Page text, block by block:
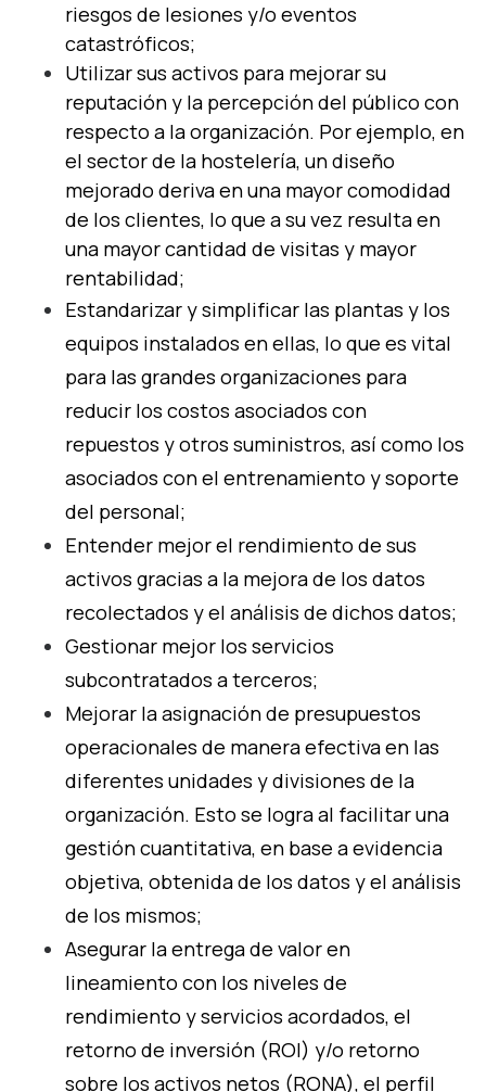
riesgos de lesiones y/o eventos
catastróficos;
Utilizar sus activos para mejorar su
reputación y la percepción del público con
respecto a la organización. Por ejemplo, en
el sector de la hostelería, un diseño
mejorado deriva en una mayor comodidad
de los clientes, lo que a su vez resulta en
una mayor cantidad de visitas y mayor
rentabilidad;
Estandarizar y simplificar las plantas y los
equipos instalados en ellas, lo que es vital
para las grandes organizaciones para
reducir los costos asociados con
repuestos y otros suministros, así como los
asociados con el entrenamiento y soporte
del personal;
Entender mejor el rendimiento de sus
activos gracias a la mejora de los datos
recolectados y el análisis de dichos datos;
Gestionar mejor los servicios
subcontratados a terceros;
Mejorar la asignación de presupuestos
operacionales de manera efectiva en las
diferentes unidades y divisiones de la
organización. Esto se logra al facilitar una
gestión cuantitativa, en base a evidencia
objetiva, obtenida de los datos y el análisis
de los mismos;
Asegurar la entrega de valor en
lineamiento con los niveles de
rendimiento y servicios acordados, el
retorno de inversión (ROI) y/o retorno
sobre los activos netos (RONA), el perfil